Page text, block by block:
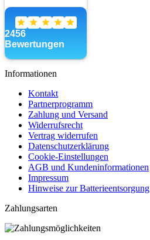
Informationen
Kontakt
Partnerprogramm
Zahlung und Versand
Widerrufsrecht
Vertrag widerrufen
Datenschutzerklärung
Cookie-Einstellungen
AGB und Kundeninformationen
Impressum
Hinweise zur Batterieentsorgung
Zahlungsarten